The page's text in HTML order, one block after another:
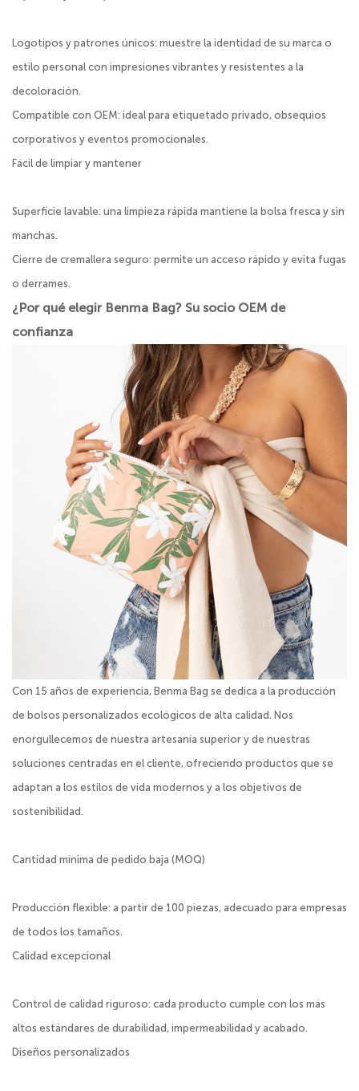
Logotipos y patrones únicos: muestre la identidad de su marca o
estilo personal con impresiones vibrantes y resistentes a la
decoloración.
Compatible con OEM: ideal para etiquetado privado, obsequios
corporativos y eventos promocionales.
Fácil de limpiar y mantener
Superficie lavable: una limpieza rápida mantiene la bolsa fresca y sin
manchas.
Cierre de cremallera seguro: permite un acceso rápido y evita fugas
o derrames.
¿Por qué elegir Benma Bag? Su socio OEM de
confianza
Con 15 años de experiencia, Benma Bag se dedica a la producción
de bolsos personalizados ecológicos de alta calidad. Nos
enorgullecemos de nuestra artesanía superior y de nuestras
soluciones centradas en el cliente, ofreciendo productos que se
adaptan a los estilos de vida modernos y a los objetivos de
sostenibilidad.
Cantidad mínima de pedido baja (MOQ)
Producción flexible: a partir de 100 piezas, adecuado para empresas
de todos los tamaños.
Calidad excepcional
Control de calidad riguroso: cada producto cumple con los más
altos estándares de durabilidad, impermeabilidad y acabado.
Diseños personalizados